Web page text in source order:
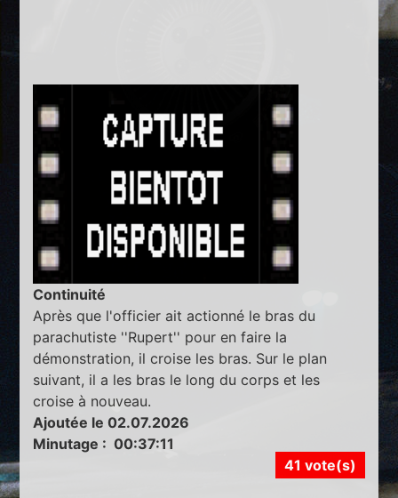
Continuité
Après que l'officier ait actionné le bras du
parachutiste ''Rupert'' pour en faire la
démonstration, il croise les bras. Sur le plan
suivant, il a les bras le long du corps et les
croise à nouveau.
Ajoutée le 02.07.2026
Minutage : 00:37:11
41 vote(s)